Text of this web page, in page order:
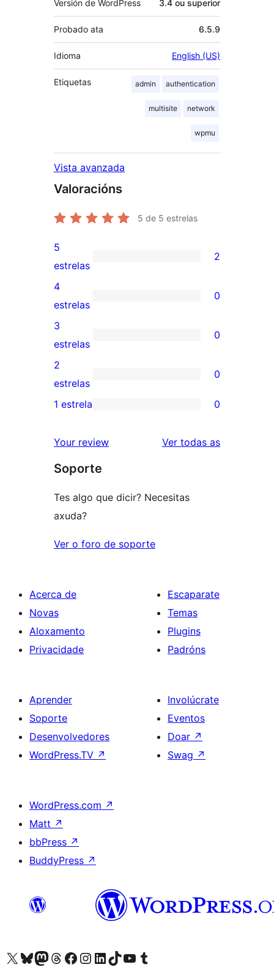
Versión de WordPress 3.4 ou superior
Probado ata 6.5.9
Idioma English (US)
Etiquetas admin authentication
multisite network
wpmu
Vista avanzada
Valoracións
5 de 5 estrelas
2
valoracións
de
5
estrelas
5
estrelas
2
0
valoracións
de
4
estrelas
4
estrelas
0
0
valoracións
de
3
3
estrelas
0
0
valoracións
2
2
estrelas
0
de
1
1 estrela 0
Your review Ver todas asvaloracións
Soporte
Tes algo que dicir? Necesitas
axuda?
Ver o foro de soporte
Acerca de
Novas
Aloxamento
Privacidade
Escaparate
Temas
Plugins
Padróns
Aprender
Soporte
Desenvolvedores
WordPress.TV ↗
Involúcrate
Eventos
Doar ↗
Swag ↗
WordPress.com ↗
Matt ↗
bbPress ↗
BuddyPress ↗
Visita la cuenta de X (anteriormente Twitter)
Visita a nosa conta de Bluesky
Visita a nosa conta de Mastodon
Visita a nosa conta de Threads
Visita a nosa páxina de Facebook
Visita a nosa conta de Instagram
Visita a nosa conta de LinkedIn
Visita a nosa conta de TikTok
Visita a nosa canle de YouTube
Visita a nosa conta de Tumblr